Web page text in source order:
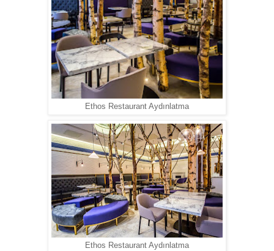
Ethos Restaurant Aydınlatma
Ethos Restaurant Aydınlatma